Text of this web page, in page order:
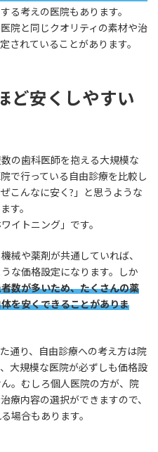
る考えの医院もあります。
院と同じクオリティの素材や治
されていることがあります。
ど安くしやすい
の歯科医師を抱える大規模な
で行っている自由診療を比較し
こんなに安く?」と思うような
す。
イトニング」です。
械や薬剤が共通していれば、
な価格設定になります。しか
数が多いため、たくさんの薬
を安くできることがありま
通り、自由診療への考え方は院
大規模な医院が必ずしも価格設
。むしろ個人医院の方が、院
療内容の選択ができますので、
場合もあります。